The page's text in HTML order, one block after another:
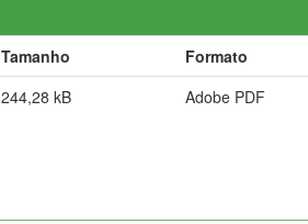
Tamanho
Formato
244,28 kB Adobe PDF